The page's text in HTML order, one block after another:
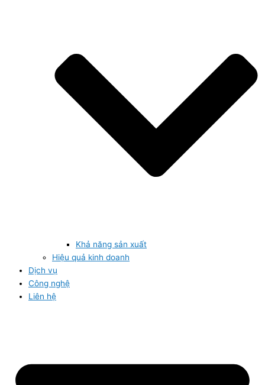
Khả năng sản xuất
Hiệu quả kinh doanh
Dịch vụ
Công nghệ
Liên hệ